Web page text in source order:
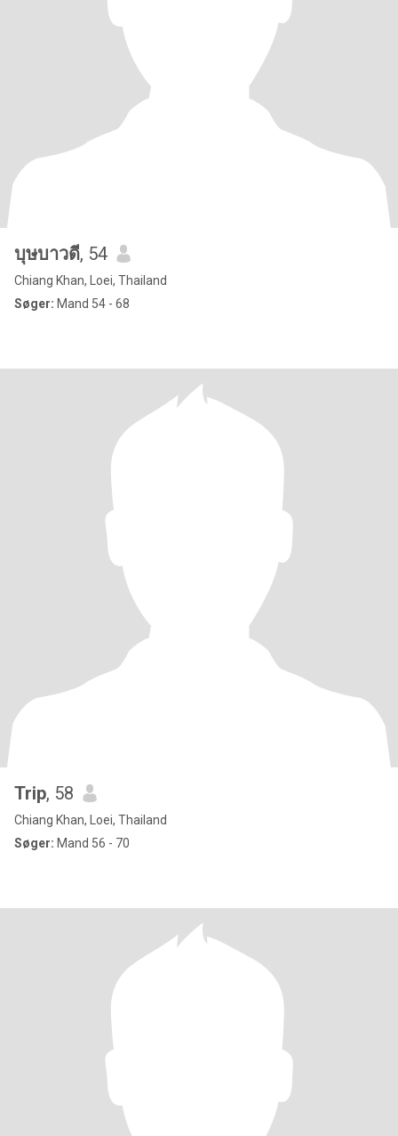
บุษบาวดี, 54
Chiang Khan, Loei, Thailand
Søger: Mand 54 - 68
Trip, 58
Chiang Khan, Loei, Thailand
Søger: Mand 56 - 70